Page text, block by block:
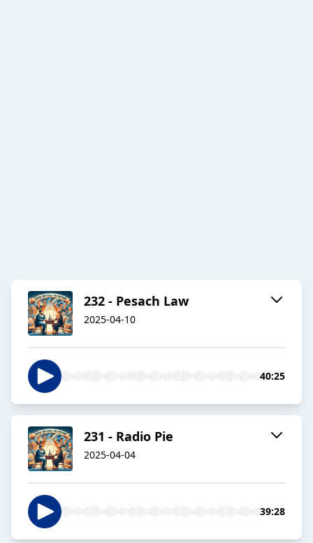
232 - Pesach Law
2025-04-10
40:25
231 - Radio Pie
2025-04-04
39:28